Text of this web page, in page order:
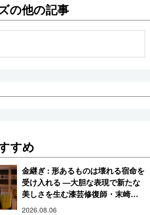
の他の記事
すめ
金継ぎ : 形あるものは壊れる宿命を
受け入れる ―大胆な表現で新たな
美しさを生む漆芸修復師・末崎広
樹
2026.08.06